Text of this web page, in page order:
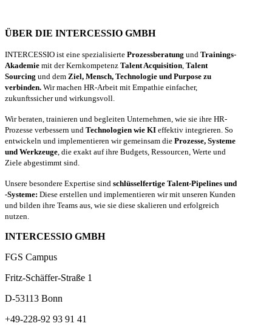
ÜBER DIE INTERCESSIO GMBH
INTERCESSIO ist eine spezialisierte Prozessberatung und Trainings-
Akademie mit der Kernkompetenz Talent Acquisition Talent
Sourcing und dem Ziel, Mensch, Technologie und Purpose zu
verbinden. Wir machen HR-Arbeit mit Empathie einfacher,
zukunftssicher und wirkungsvoll.
Wir beraten, trainieren und begleiten Unternehmen, wie sie ihre HR-
Prozesse verbessern und Technologien wie KI effektiv integrieren. So
entwickeln und implementieren wir gemeinsam die Prozesse, Systeme
und Werkzeuge , die exakt auf ihre Budgets, Ressourcen, Werte und
Ziele abgestimmt sind.
Unsere besondere Expertise sind schlüsselfertige Talent-Pipelines und
-Systeme: Diese erstellen und implementieren wir mit unseren Kunden
und bilden ihre Teams aus, wie sie diese skalieren und erfolgreich
nutzen.
INTERCESSIO GMBH
FGS Campus
Fritz-Schäffer-Straße 1
D-53113 Bonn
+49-228-92 93 91 41